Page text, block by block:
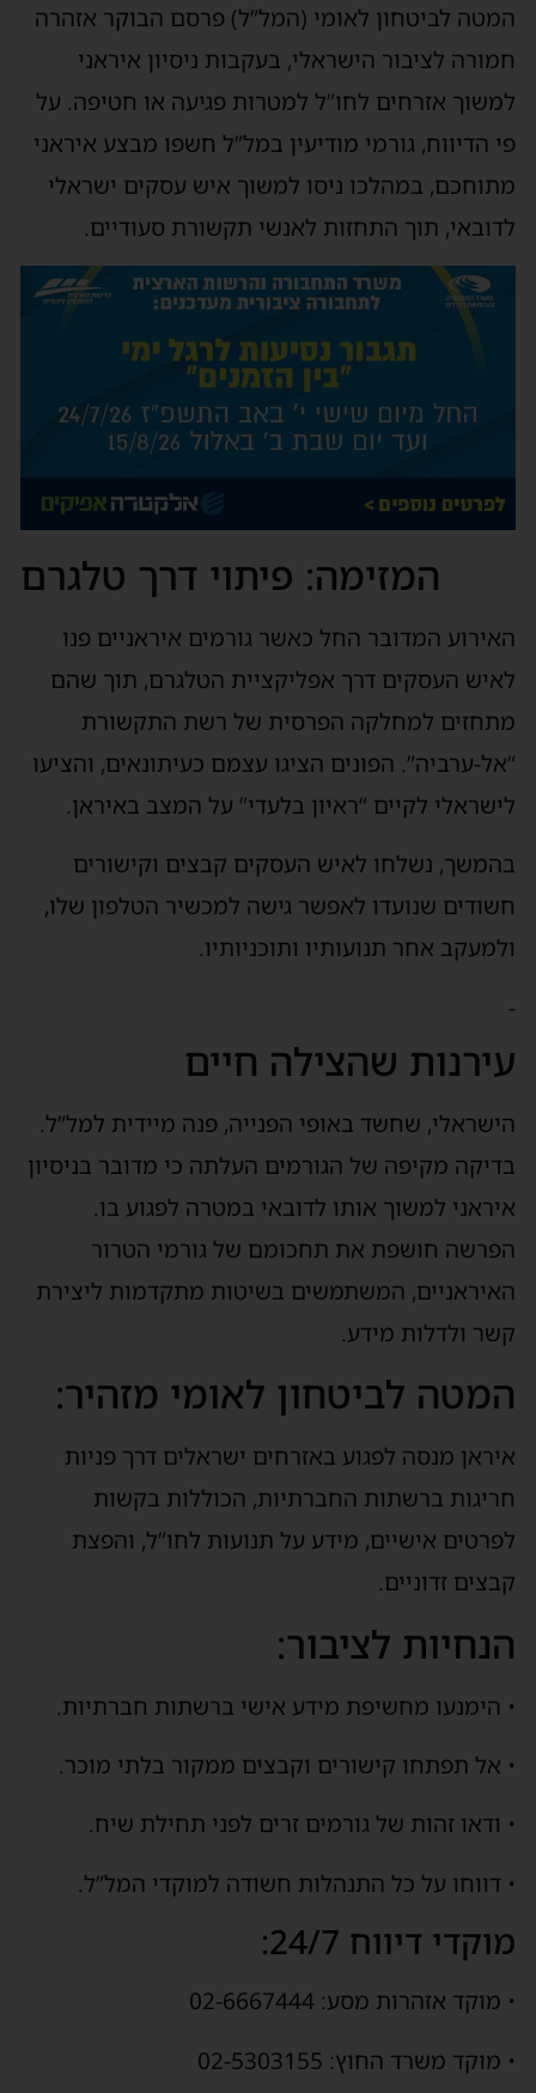
המטה לביטחון לאומי (המל”ל) פרסם הבוקר אזהרה
חמורה לציבור הישראלי, בעקבות ניסיון איראני
למשוך אזרחים לחו”ל למטרות פגיעה או חטיפה. על
פי הדיווח, גורמי מודיעין במל”ל חשפו מבצע איראני
מתוחכם, במהלכו ניסו למשוך איש עסקים ישראלי
לדובאי, תוך התחזות לאנשי תקשורת סעודיים.
המזימה: פיתוי דרך טלגרם
האירוע המדובר החל כאשר גורמים איראניים פנו
לאיש העסקים דרך אפליקציית הטלגרם, תוך שהם
מתחזים למחלקה הפרסית של רשת התקשורת
“אל-ערביה”. הפונים הציגו עצמם כעיתונאים, והציעו
לישראלי לקיים “ראיון בלעדי” על המצב באיראן.
בהמשך, נשלחו לאיש העסקים קבצים וקישורים
חשודים שנועדו לאפשר גישה למכשיר הטלפון שלו,
ולמעקב אחר תנועותיו ותוכניותיו.
-
עירנות שהצילה חיים
הישראלי, שחשד באופי הפנייה, פנה מיידית למל”ל.
בדיקה מקיפה של הגורמים העלתה כי מדובר בניסיון
איראני למשוך אותו לדובאי במטרה לפגוע בו.
הפרשה חושפת את תחכומם של גורמי הטרור
האיראניים, המשתמשים בשיטות מתקדמות ליצירת
קשר ולדלות מידע.
המטה לביטחון לאומי מזהיר:
איראן מנסה לפגוע באזרחים ישראלים דרך פניות
חריגות ברשתות החברתיות, הכוללות בקשות
לפרטים אישיים, מידע על תנועות לחו”ל, והפצת
קבצים זדוניים.
הנחיות לציבור:
• הימנעו מחשיפת מידע אישי ברשתות חברתיות.
• אל תפתחו קישורים וקבצים ממקור בלתי מוכר.
• ודאו זהות של גורמים זרים לפני תחילת שיח.
• דווחו על כל התנהלות חשודה למוקדי המל”ל.
מוקדי דיווח 24/7:
• מוקד אזהרות מסע: 02-6667444
• מוקד משרד החוץ: 02-5303155